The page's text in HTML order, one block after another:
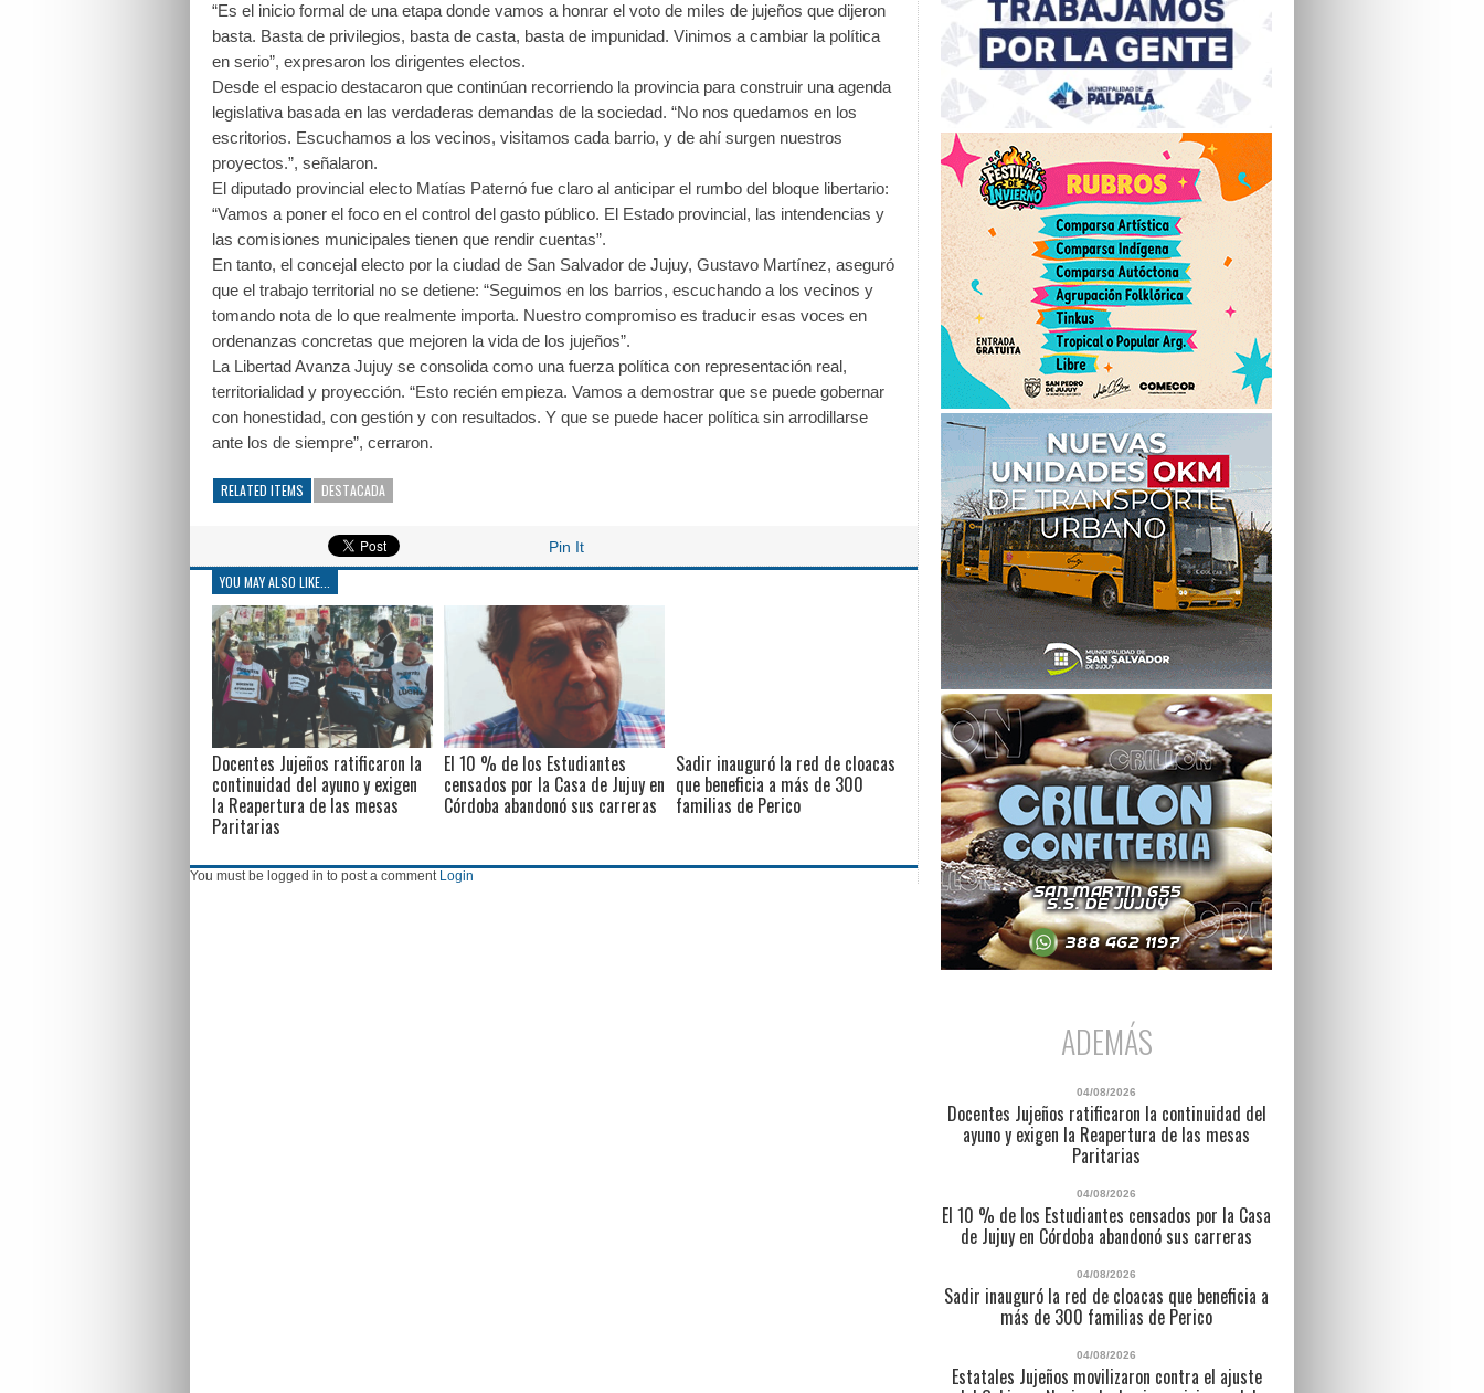
“Es el inicio formal de una etapa donde vamos a honrar el voto de miles de jujeños que dijeron
basta. Basta de privilegios, basta de casta, basta de impunidad. Vinimos a cambiar la política
en serio”, expresaron los dirigentes electos.
Desde el espacio destacaron que continúan recorriendo la provincia para construir una agenda
legislativa basada en las verdaderas demandas de la sociedad. “No nos quedamos en los
escritorios. Escuchamos a los vecinos, visitamos cada barrio, y de ahí surgen nuestros
proyectos.”, señalaron.
El diputado provincial electo Matías Paternó fue claro al anticipar el rumbo del bloque libertario:
“Vamos a poner el foco en el control del gasto público. El Estado provincial, las intendencias y
las comisiones municipales tienen que rendir cuentas”.
En tanto, el concejal electo por la ciudad de San Salvador de Jujuy, Gustavo Martínez, aseguró
que el trabajo territorial no se detiene: “Seguimos en los barrios, escuchando a los vecinos y
tomando nota de lo que realmente importa. Nuestro compromiso es traducir esas voces en
ordenanzas concretas que mejoren la vida de los jujeños”.
La Libertad Avanza Jujuy se consolida como una fuerza política con representación real,
territorialidad y proyección. “Esto recién empieza. Vamos a demostrar que se puede gobernar
con honestidad, con gestión y con resultados. Y que se puede hacer política sin arrodillarse
ante los de siempre”, cerraron.
RELATED ITEMS DESTACADA
Pin It
YOU MAY ALSO LIKE...
Docentes Jujeños ratificaron la
continuidad del ayuno y exigen
la Reapertura de las mesas
Paritarias
El 10 % de los Estudiantes
censados por la Casa de Jujuy en
Córdoba abandonó sus carreras
Sadir inauguró la red de cloacas
que beneficia a más de 300
familias de Perico
You must be logged in to post a comment Login
ADEMÁS
04/08/2026
Docentes Jujeños ratificaron la continuidad del
ayuno y exigen la Reapertura de las mesas
Paritarias
04/08/2026
El 10 % de los Estudiantes censados por la Casa
de Jujuy en Córdoba abandonó sus carreras
04/08/2026
Sadir inauguró la red de cloacas que beneficia a
más de 300 familias de Perico
04/08/2026
Estatales Jujeños movilizaron contra el ajuste